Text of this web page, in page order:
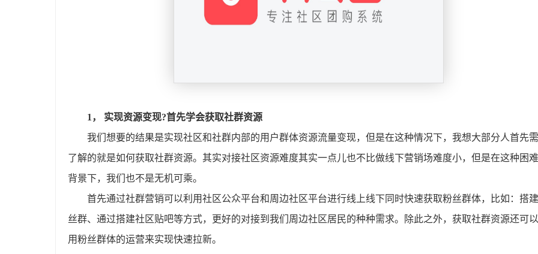
1， 实现资源变现?首先学会获取社群资源
我们想要的结果是实现社区和社群内部的用户群体资源流量变现，但是在这种情况下，我想大部分人首先
了解的就是如何获取社群资源。其实对接社区资源难度其实一点儿也不比做线下营销场难度小，但是在这种困
背景下，我们也不是无机可乘。
首先通过社群营销可以利用社区公众平台和周边社区平台进行线上线下同时快速获取粉丝群体，比如：搭
丝群、通过搭建社区贴吧等方式，更好的对接到我们周边社区居民的种种需求。除此之外，获取社群资源还可
用粉丝群体的运营来实现快速拉新。